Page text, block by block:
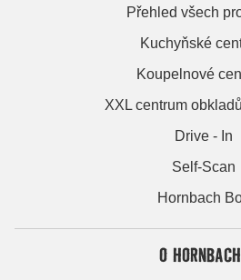
Přehled všech
Kuchyňské
Koupelnové
XXL centrum
Drive - In
Self-Scan
Hornbach
O